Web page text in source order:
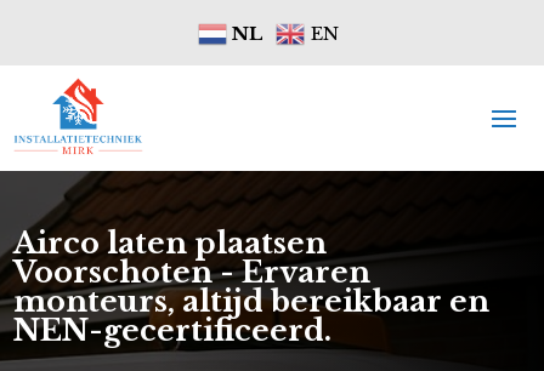
NL EN
Airco laten plaatsen
Voorschoten - Ervaren
monteurs, altijd bereikbaar en
NEN-gecertificeerd.